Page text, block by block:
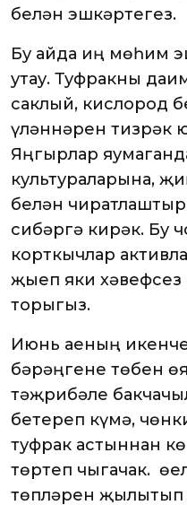
белән эшкәртегез.
Бу айда иң мөһим
утау. Туфракны
саклый, кислород
үләннәрен тизрәк
Яңгырлар
культураларына,
белән
сибәргә кирәк. Бу
корткычлар
җыеп яки хәвефсез
торыгыз.
Июнь аеның
бәрәңгене төбен
тәҗрибәле
бетереп күмә,
туфрак астыннан
төртеп чыгачак. Ә
төпләрен җылытып